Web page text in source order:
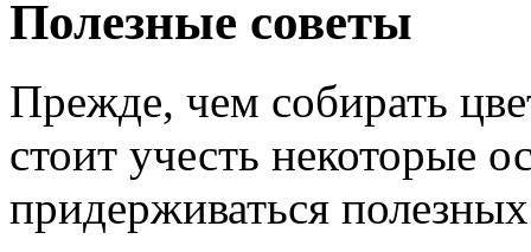
Полезные советы
Прежде, чем собирать
стоит учесть некоторые
придерживаться